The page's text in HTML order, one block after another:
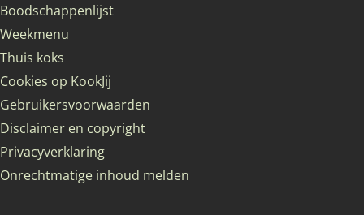
Boodschappenlijst
Weekmenu
Thuis koks
Cookies op KookJij
Gebruikersvoorwaarden
Disclaimer en copyright
Privacyverklaring
Onrechtmatige inhoud melden